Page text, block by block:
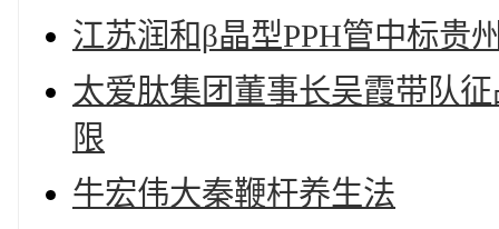
江苏润和β晶型PPH管中标贵
太爱肽集团董事长吴霞带队
限
牛宏伟大秦鞭杆养生法